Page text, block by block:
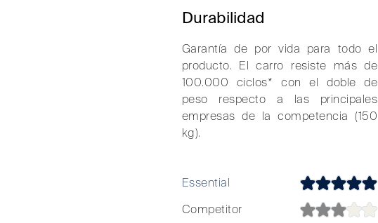
Durabilidad
Garantía de por vida para todo el
producto. El carro resiste más de
100.000 ciclos* con el doble de
peso respecto a las principales
empresas de la competencia (150
kg).
Essential
Competitor